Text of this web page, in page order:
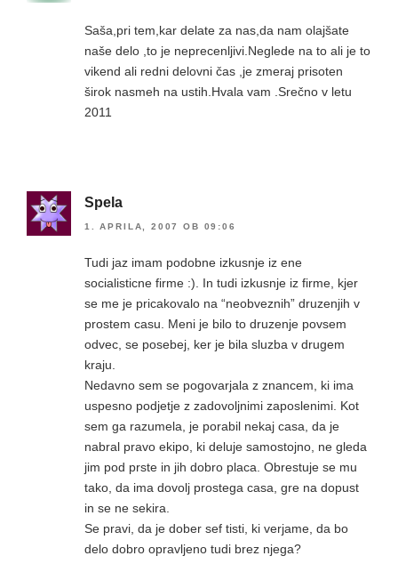
Saša,pri tem,kar delate za nas,da nam olajšate
naše delo ,to je neprecenljivi.Neglede na to ali je to
vikend ali redni delovni čas ,je zmeraj prisoten
širok nasmeh na ustih.Hvala vam .Srečno v letu
2011
Spela
1. APRILA, 2007 OB 09:06
Tudi jaz imam podobne izkusnje iz ene
socialisticne firme :). In tudi izkusnje iz firme, kjer
se me je pricakovalo na “neobveznih” druzenjih v
prostem casu. Meni je bilo to druzenje povsem
odvec, se posebej, ker je bila sluzba v drugem
kraju.
Nedavno sem se pogovarjala z znancem, ki ima
uspesno podjetje z zadovoljnimi zaposlenimi. Kot
sem ga razumela, je porabil nekaj casa, da je
nabral pravo ekipo, ki deluje samostojno, ne gleda
jim pod prste in jih dobro placa. Obrestuje se mu
tako, da ima dovolj prostega casa, gre na dopust
in se ne sekira.
Se pravi, da je dober sef tisti, ki verjame, da bo
delo dobro opravljeno tudi brez njega?